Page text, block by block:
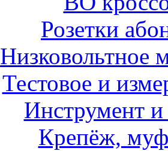
Розетки
Низковольтное
Тестовое и
Инструмент
Крепёж,